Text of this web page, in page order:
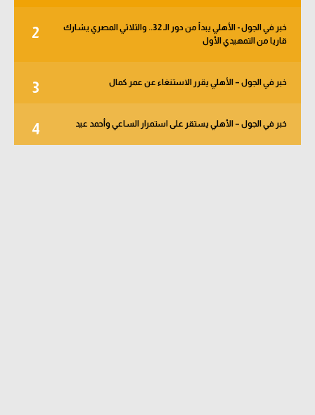
2
خبر في الجول - الأهلي يبدأ من دور الـ 32.. والثلاثي المصري يشارك
قاريا من التمهيدي الأول
3 خبر في الجول – الأهلي يقرر الاستنغاء عن عمر كمال
4 خبر في الجول – الأهلي يستقر على استمرار الساعي وأحمد عيد